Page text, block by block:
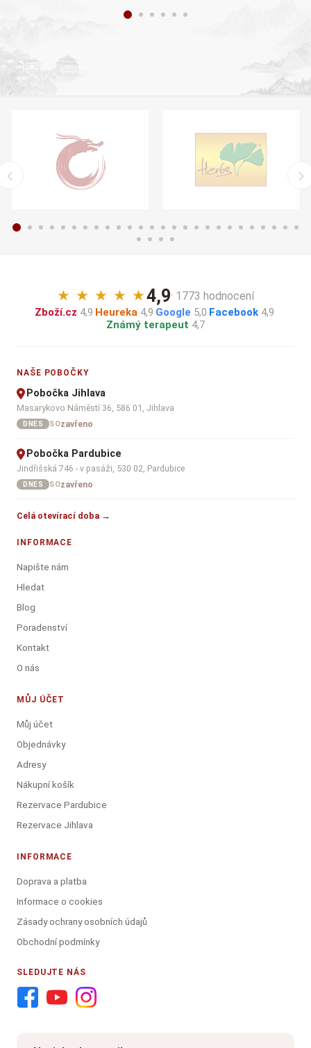
★ ★ ★ ★ ★4,9· 1773 hodnocení
Zboží.cz 4,9·Heureka 4,9·Google 5,0·Facebook 4,9·
Známý terapeut 4,7
NAŠE POBOČKY
Pobočka Jihlava
Masarykovo Náměstí 36, 586 01, Jihlava
DNES SOzavřeno
Pobočka Pardubice
Jindřišská 746 - v pasáži, 530 02, Pardubice
DNES SOzavřeno
Celá otevírací doba →
INFORMACE
Napište nám
Hledat
Blog
Poradenství
Kontakt
O nás
MŮJ ÚČET
Můj účet
Objednávky
Adresy
Nákupní košík
Rezervace Pardubice
Rezervace Jihlava
INFORMACE
Doprava a platba
Informace o cookies
Zásady ochrany osobních údajů
Obchodní podmínky
SLEDUJTE NÁS